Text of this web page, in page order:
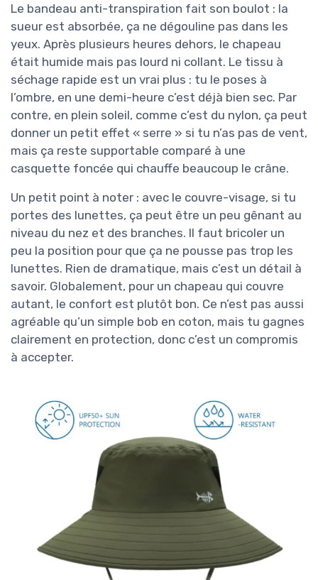
Le bandeau anti-transpiration fait son boulot : la
sueur est absorbée, ça ne dégouline pas dans les
yeux. Après plusieurs heures dehors, le chapeau
était humide mais pas lourd ni collant. Le tissu à
séchage rapide est un vrai plus : tu le poses à
l’ombre, en une demi-heure c’est déjà bien sec. Par
contre, en plein soleil, comme c’est du nylon, ça peut
donner un petit effet « serre » si tu n’as pas de vent,
mais ça reste supportable comparé à une
casquette foncée qui chauffe beaucoup le crâne.
Un petit point à noter : avec le couvre-visage, si tu
portes des lunettes, ça peut être un peu gênant au
niveau du nez et des branches. Il faut bricoler un
peu la position pour que ça ne pousse pas trop les
lunettes. Rien de dramatique, mais c’est un détail à
savoir. Globalement, pour un chapeau qui couvre
autant, le confort est plutôt bon. Ce n’est pas aussi
agréable qu’un simple bob en coton, mais tu gagnes
clairement en protection, donc c’est un compromis
à accepter.